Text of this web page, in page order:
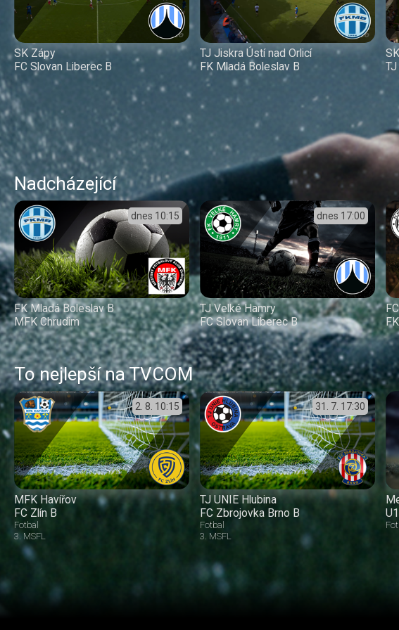
SK Zápy
FC Slovan Liberec B
TJ Jiskra Ústí nad Orlicí
FK Mladá Boleslav B
Nadcházející
dnes 10:15
FK Mladá Boleslav B
MFK Chrudim
dnes 17:00
TJ Velké Hamry
FC Slovan Liberec B
To nejlepší na TVCOM
2. 8. 10:15
MFK Havířov
FC Zlín B
Fotbal
3. MSFL
31. 7. 17:30
TJ UNIE Hlubina
FC Zbrojovka Brno B
Fotbal
3. MSFL